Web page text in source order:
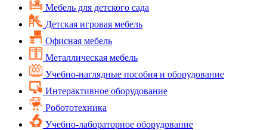
Мебель для детского сада
Детская игровая мебель
Офисная мебель
Металлическая мебель
Учебно-наглядные пособия и оборудование
Интерактивное оборудование
Робототехника
Учебно-лабораторное оборудование